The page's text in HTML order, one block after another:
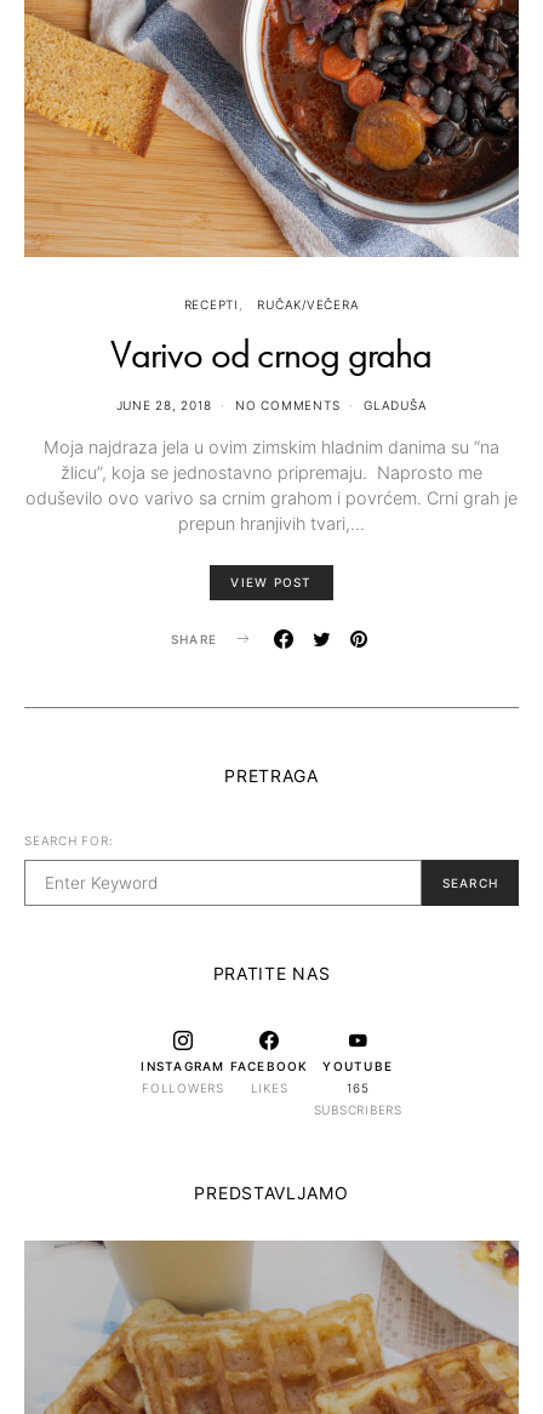
RECEPTI RUČAK/VEČERA
Varivo od crnog graha
JUNE 28, 2018 NO COMMENTS GLADUŠA
Moja najdraza jela u ovim zimskim hladnim danima su “na
žlicu”, koja se jednostavno pripremaju. Naprosto me
oduševilo ovo varivo sa crnim grahom i povrćem. Crni grah je
prepun hranjivih tvari,…
VIEW POST
SHARE
PRETRAGA
SEARCH FOR:
SEARCH
PRATITE NAS
INSTAGRAM
FOLLOWERS
FACEBOOK
LIKES
YOUTUBE
165
SUBSCRIBERS
PREDSTAVLJAMO